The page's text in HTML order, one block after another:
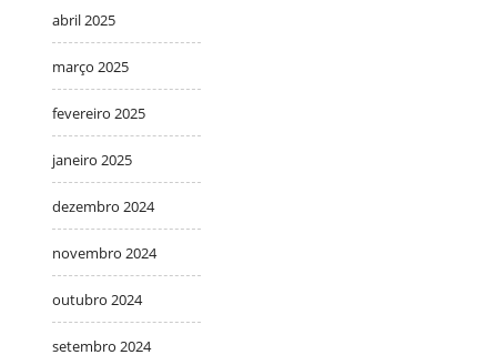
abril 2025
março 2025
fevereiro 2025
janeiro 2025
dezembro 2024
novembro 2024
outubro 2024
setembro 2024